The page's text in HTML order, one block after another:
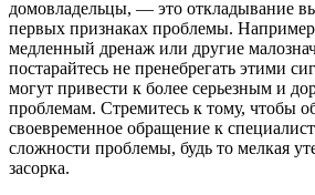
домовладельцы, — это откладывание
первых признаках проблемы.
медленный дренаж или другие
постарайтесь не пренебрегать этими
могут привести к более серьезным и
проблемам. Стремитесь к тому, чтобы
своевременное обращение к
сложности проблемы, будь то мелкая
засорка.